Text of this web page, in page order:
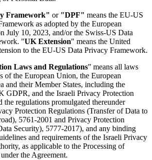
Framework" or"DPF" means the EU-US
as adopted by the European
July 10, 2023, and/or the Swiss-US Data
"UK Extension" means the United
to the EU-US Data Privacy Framework.
Laws and Regulations” means all laws
of the European Union, the European
and their Member States, including the
GDPR, and the Israeli Privacy Protection
the regulations promulgated thereunder
Protection Regulations (Transfer of Data to
5761-2001 and Privacy Protection
Security), 5777-2017), and any binding
and requirements of the Israeli Privacy
as applicable to the Processing of
the Agreement.